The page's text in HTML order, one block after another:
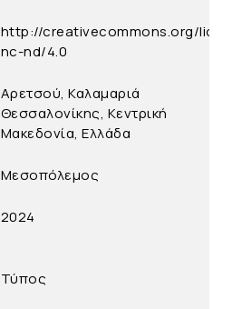
http://creativecommons.org/
nc-nd/4.0
Αρετσού, Καλαμαριά
Θεσσαλονίκης, Κεντρική
Μακεδονία, Ελλάδα
Μεσοπόλεμος
2024
Τύπος